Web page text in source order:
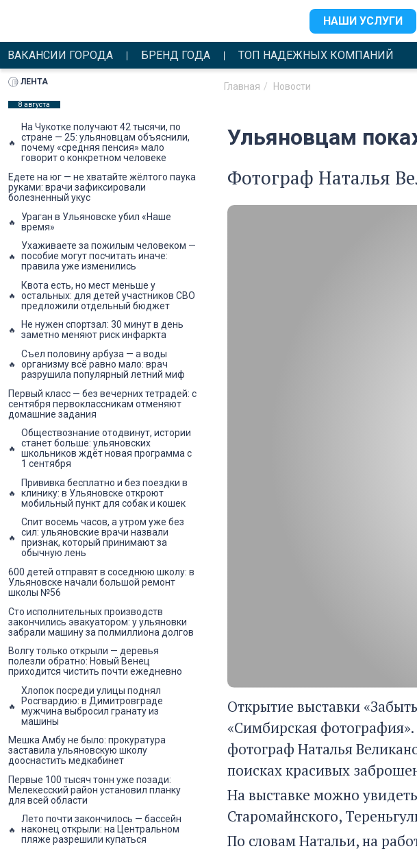
НАШИ УСЛУГИ
ВАКАНСИИ ГОРОДА БРЕНД ГОДА ТОП НАДЕЖНЫХ КОМПАНИЙ
Главная Новости
Ульяновцам
Фотограф Наталья
Открытие выставки
«Симбирская
фотограф Наталья
поисках красивых
На выставке можно
Старомайнского,
По словам Натальи, на
ЛЕНТА
8 августа
На Чукотке получают 42 тысячи, по
стране — 25: ульяновцам объяснили,
почему «средняя пенсия» мало
говорит о конкретном человеке
Едете на юг — не хватайте жёлтого паука
руками: врачи зафиксировали
болезненный укус
Ураган в Ульяновске убил «Наше
время»
Ухаживаете за пожилым человеком —
пособие могут посчитать иначе:
правила уже изменились
Квота есть, но мест меньше у
остальных: для детей участников СВО
предложили отдельный бюджет
Не нужен спортзал: 30 минут в день
заметно меняют риск инфаркта
Съел половину арбуза — а воды
организму всё равно мало: врач
разрушила популярный летний миф
Первый класс — без вечерних тетрадей: с
сентября первоклассникам отменяют
домашние задания
Обществознание отодвинут, истории
станет больше: ульяновских
школьников ждёт новая программа с
1 сентября
Прививка бесплатно и без поездки в
клинику: в Ульяновске откроют
мобильный пункт для собак и кошек
Спит восемь часов, а утром уже без
сил: ульяновские врачи назвали
признак, который принимают за
обычную лень
600 детей отправят в соседнюю школу: в
Ульяновске начали большой ремонт
школы №56
Сто исполнительных производств
закончились эвакуатором: у ульяновки
забрали машину за полмиллиона долгов
Волгу только открыли — деревья
полезли обратно: Новый Венец
приходится чистить почти ежедневно
Хлопок посреди улицы поднял
Росгвардию: в Димитровграде
мужчина выбросил гранату из
машины
Мешка Амбу не было: прокуратура
заставила ульяновскую школу
дооснастить медкабинет
Первые 100 тысяч тонн уже позади:
Мелекесский район установил планку
для всей области
Лето почти закончилось — бассейн
наконец открыли: на Центральном
пляже разрешили купаться